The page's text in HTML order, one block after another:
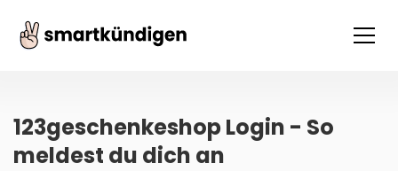
123geschenkeshop Login - So
meldest du dich an